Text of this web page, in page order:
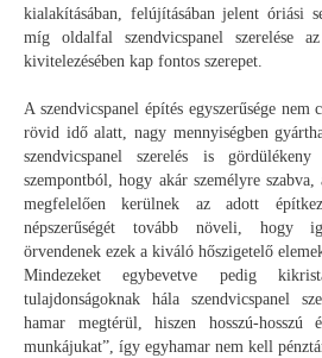
kialakításában, felújításában jelent óriási
míg oldalfal szendvicspanel szerelése
kivitelezésében kap fontos szerepet.
A szendvicspanel építés egyszerűsége
rövid idő alatt, nagy mennyiségben
szendvicspanel szerelés is
szempontból, hogy akár személyre szabva,
megfelelően kerülnek az adott
népszerűségét tovább növeli, hogy
örvendenek ezek a kiváló hőszigetelő
Mindezeket egybevetve pedig
tulajdonságoknak hála szendvicspanel
hamar megtérül, hiszen hosszú-hosszú
munkájukat”, így egyhamar nem kell